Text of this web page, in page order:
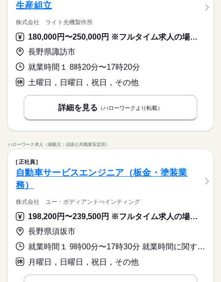
生産組立
株式会社 ライト光機製作所
180,000円〜250,000円 ※フルタイム求人の場合は月額（換算額）、パート求人の場合は時間額を表示しています。
長野県諏訪市
就業時間１ 8時20分〜17時20分
土曜日，日曜日，祝日，その他
詳細を見る （ハローワークより転載）
ハローワーク求人（掲載元：須坂公共職業安定所）
正社員
自動車サービスエンジニア（板金・塗装業
務）
株式会社 ユー・ボディアンドぺインティング
198,200円〜239,500円 ※フルタイム求人の場合は月額（換算額）、パート求人の場合は時間額を表示しています。
長野県須坂市
就業時間１ 9時00分〜17時30分 就業時間に関する特記事項 ＊休憩は昼６０分です。
月曜日，日曜日，祝日，その他